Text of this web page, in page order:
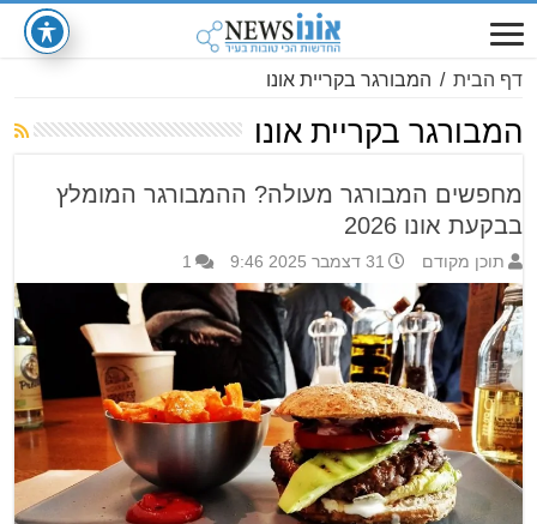
דף הבית / המבורגר בקריית אונו
המבורגר בקריית אונו
מחפשים המבורגר מעולה? ההמבורגר המומלץ
בבקעת אונו 2026
תוכן מקודם 31 דצמבר 2025 9:46 1